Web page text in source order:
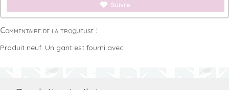
Suivre
Commentaire de la troqueuse :
Produit neuf. Un gant est fourni avec